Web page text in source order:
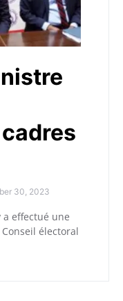
30, 2023
effectué une
électoral